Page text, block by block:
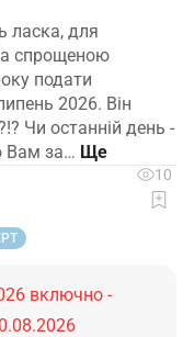
ласка, для
спрощеною
подати
2026. Він
Чи останній день -
Вам за…
10
включно -